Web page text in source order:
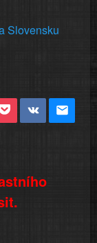
Slovensku